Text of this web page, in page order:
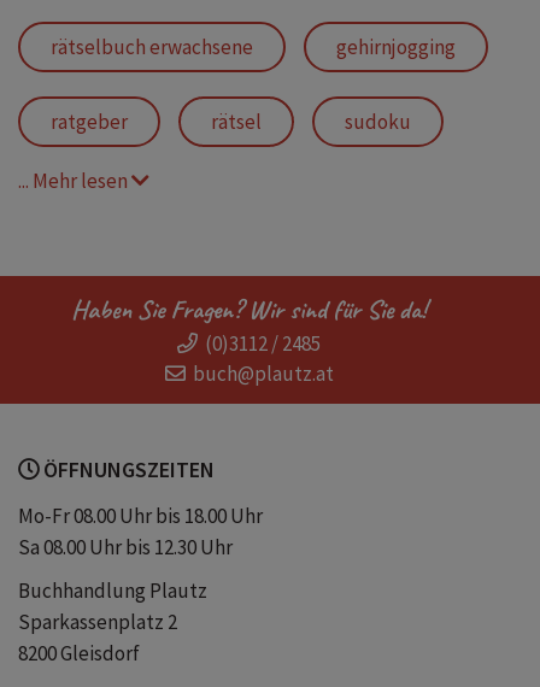
rätselbuch erwachsene gehirnjogging
ratgeber rätsel sudoku
rätsel für zahlenfreunde
japanisches zahlenrätsel zahlenrätsel
braingym
... Mehr lesen
Haben Sie Fragen? Wir sind für Sie da!
(0)3112 / 2485
buch@plautz.at
ÖFFNUNGSZEITEN
Mo-Fr 08.00 Uhr bis 18.00 Uhr
Sa 08.00 Uhr bis 12.30 Uhr
Buchhandlung Plautz
Sparkassenplatz 2
8200 Gleisdorf